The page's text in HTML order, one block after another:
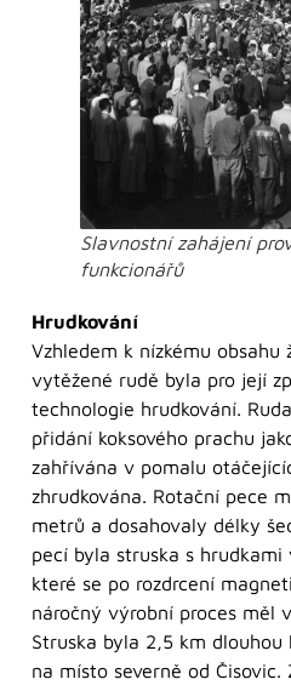
Slavnostní zahájení
funkcionářů
Hrudkování
Vzhledem k nízkému obsahu
vytěžené rudě byla pro její
technologie hrudkování.
přidání koksového prachu
zahřívána v pomalu
zhrudkována. Rotační pece
metrů a dosahovaly délky
pecí byla struska s hrudkami
které se po rozdrcení
náročný výrobní proces měl
Struska byla 2,5 km dlouhou
na místo severně od